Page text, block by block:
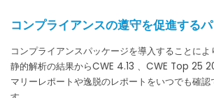
コンプライアンスの遵守を促進する
コンプライアンスパッケージを導入することに
静的解析の結果からCWE 4.13 、CWE Top 25
マリーレポートや逸脱のレポートをいつでも確認